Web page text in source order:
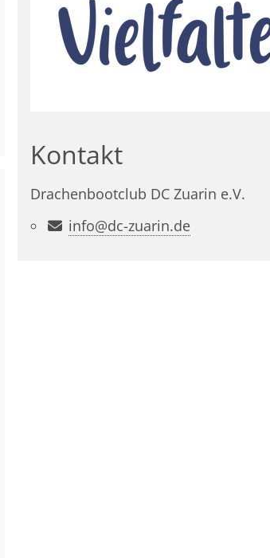
Kontakt
Drachenbootclub DC Zuarin e.V.
info@dc-zuarin.de